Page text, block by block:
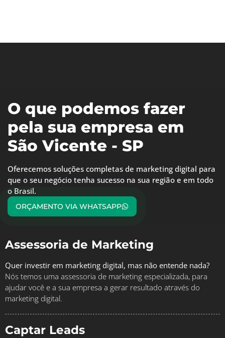
O que podemos fazer
pela sua empresa em
São Vicente - SP
Oferecemos soluções completas de marketing digital para
que o seu negócio tenha sucesso na sua região e em todo
o Brasil.
ORÇAMENTO VIA WHATSAPP
Assessoria de Marketing
Quer investir em marketing digital, mas não entende nada?
Nós temos uma assessoria de marketing especializada, para
ajudar você e a sua empresa a gerar resultado através do
marketing digital.
Captar Leads